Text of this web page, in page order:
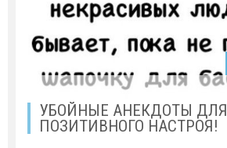
УБОЙНЫЕ АНЕКДОТЫ ДЛЯ
ПОЗИТИВНОГО НАСТРОЯ!